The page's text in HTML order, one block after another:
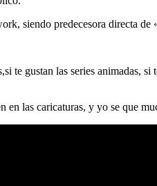
siendo predecesora directa
te gustan las series animadas,
en las caricaturas, y yo se que